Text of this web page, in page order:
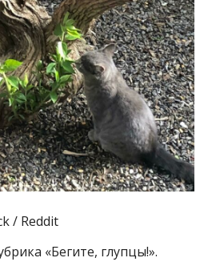
/ Reddit
«Бегите, глупцы!».